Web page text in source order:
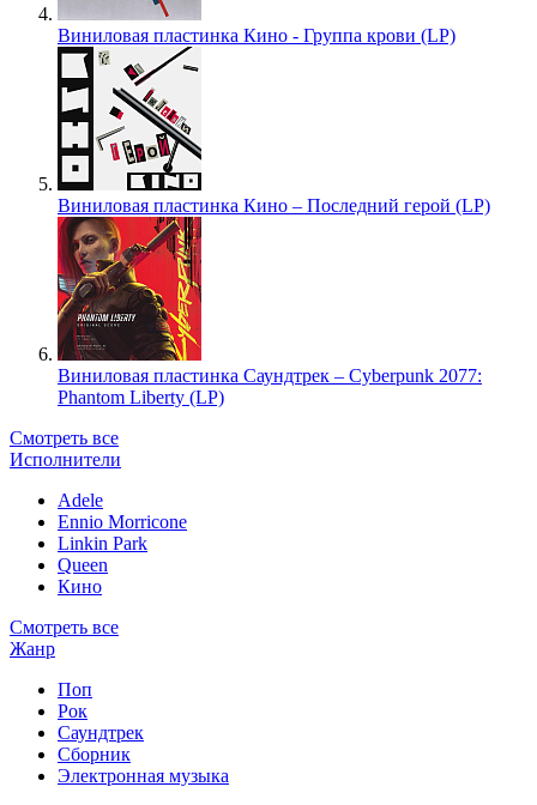
Виниловая пластинка Кино - Группа крови (LP)
Виниловая пластинка Кино – Последний герой (LP)
Виниловая пластинка Саундтрек – Cyberpunk 2077:
Phantom Liberty (LP)
Смотреть все
Исполнители
Adele
Ennio Morricone
Linkin Park
Queen
Кино
Смотреть все
Жанр
Поп
Рок
Саундтрек
Сборник
Электронная музыка